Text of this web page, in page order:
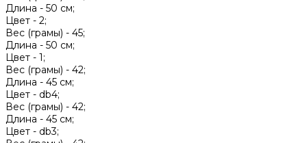
Длина - 50 см;
Цвет - 2;
Вес (грамы) - 45;
Длина - 50 см;
Цвет - 1;
Вес (грамы) - 42;
Длина - 45 см;
Цвет - db4;
Вес (грамы) - 42;
Длина - 45 см;
Цвет - db3;